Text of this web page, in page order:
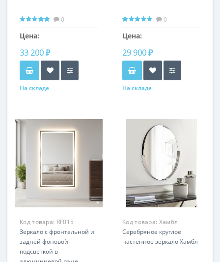
0
Цена:
33 200 ₽
На складе
0
Цена:
29 900 ₽
На складе
Код товара: RF015
Зеркало с фронтальной и
задней фоновой
подсветкой в
Код товара: Хамбл
LHDWM281123ZYH
Серебряное круглое
настенное зеркало Хамбл